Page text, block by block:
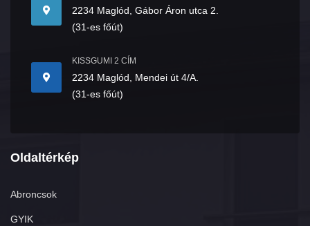
2234 Maglód, Gábor Áron utca 2.
(31-es főút)
KISSGUMI 2 CÍM
2234 Maglód, Mendei út 4/A.
(31-es főút)
Oldaltérkép
Abroncsok
GYIK